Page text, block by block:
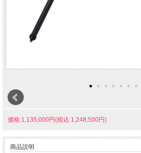
価格:1,135,000円(税込 1,248,500円)
商品説明